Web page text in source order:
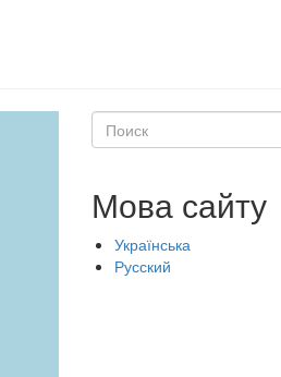
Поиск
Мова сайту
Українська
Русский